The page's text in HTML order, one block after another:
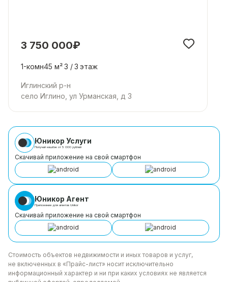
3 750 000₽
1-комн45 м²3 /3 этаж
Иглинский р-н
село Иглино, ул Урманская, д 3
Юникор Услуги
Получай кешбэк от 5 000 рублей
Скачивай приложение на свой смартфон
Юникор Агент
Приложение для агентов Unikor
Скачивай приложение на свой смартфон
Стоимость объектов недвижимости и иных товаров и услуг,
не включенных в «Прайс-лист» носит исключительно
информационный характер и ни при каких условиях не является